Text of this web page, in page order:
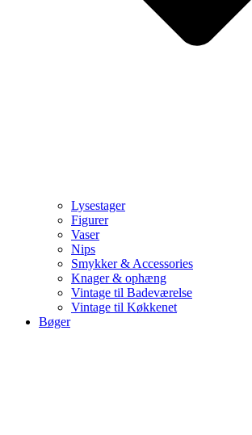
Lysestager
Figurer
Vaser
Nips
Smykker & Accessories
Knager & ophæng
Vintage til Badeværelse
Vintage til Køkkenet
Bøger